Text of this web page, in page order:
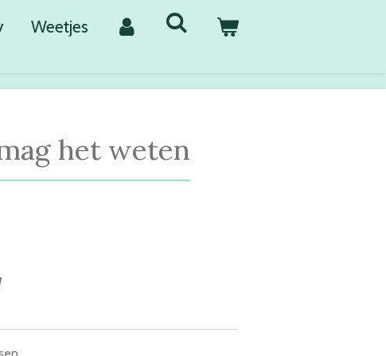
Weetjes
het weten